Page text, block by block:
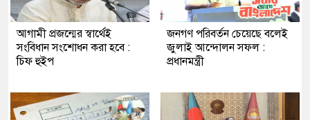
আগামী প্রজন্মের স্বার্থেই
সংবিধান সংশোধন করা হবে :
চিফ হুইপ
জনগণ পরিবর্তন চেয়েছে বলেই
জুলাই আন্দোলন সফল :
প্রধানমন্ত্রী